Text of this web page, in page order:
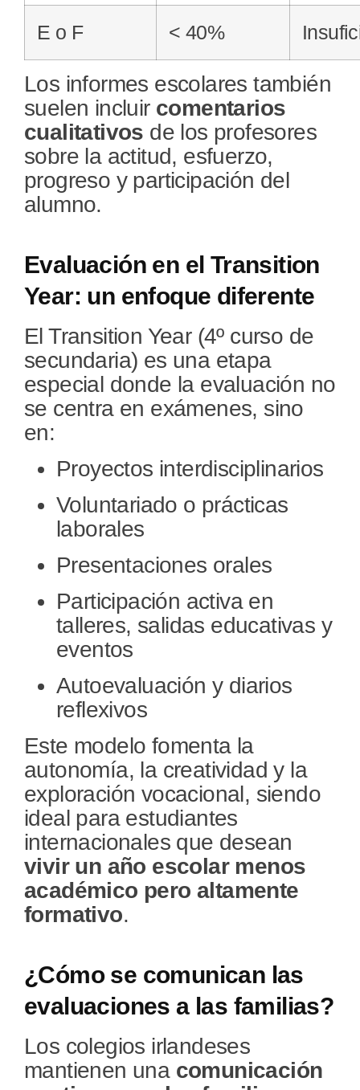
E o F < 40%
Los informes escolares también
suelen incluir comentarios
cualitativos de los profesores
sobre la actitud, esfuerzo,
progreso y participación del
alumno.
Evaluación en el Transition
Year: un enfoque diferente
El Transition Year (4º curso de
secundaria) es una etapa
especial donde la evaluación no
se centra en exámenes, sino
en:
Proyectos interdisciplinarios
Voluntariado o prácticas
laborales
Presentaciones orales
Participación activa en
talleres, salidas educativas y
eventos
Autoevaluación y diarios
reflexivos
Este modelo fomenta la
autonomía, la creatividad y la
exploración vocacional, siendo
ideal para estudiantes
internacionales que desean
vivir un año escolar menos
académico pero altamente
formativo.
¿Cómo se comunican las
evaluaciones a las familias?
Los colegios irlandeses
mantienen una comunicación